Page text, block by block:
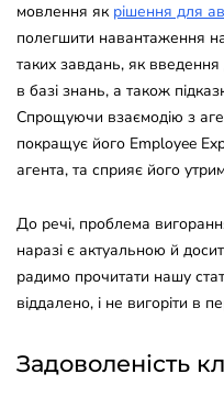
мовлення як рішення для
полегшити навантаження
таких завдань, як
в базі знань, а також
Спрощуючи взаємодію з
покращує його Employee
агента, та сприяє його
До речі, проблема
наразі є актуальною й
радимо прочитати нашу
віддалено, і не вигоріти в
Задоволеність